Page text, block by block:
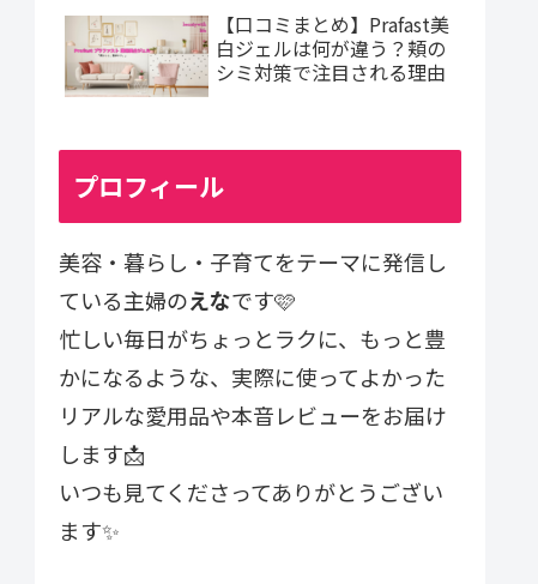
【口コミまとめ】Prafast美
白ジェルは何が違う？頬の
シミ対策で注目される理由
プロフィール
美容・暮らし・子育てをテーマに発信し
ている主婦のえなです🩷
忙しい毎日がちょっとラクに、もっと豊
かになるような、実際に使ってよかった
リアルな愛用品や本音レビューをお届け
します📩
いつも見てくださってありがとうござい
ます✨